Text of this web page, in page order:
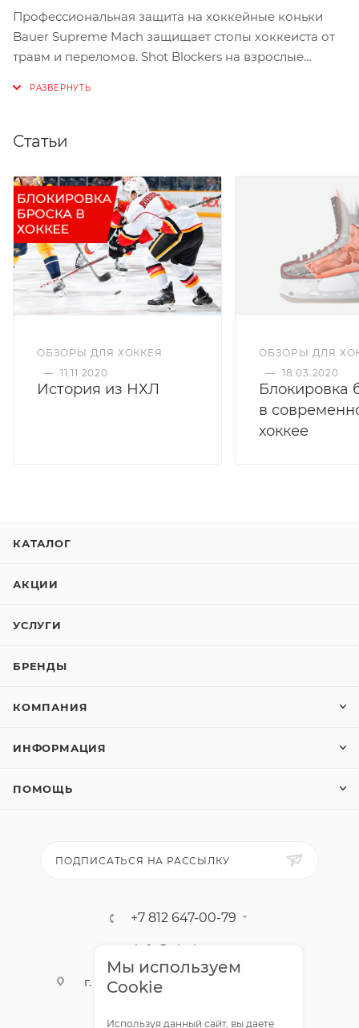
Профессиональная защита на хоккейные коньки
Bauer Supreme Mach защищает стопы хоккеиста от
травм и переломов. Shot Blockers на взрослые
энергию удара. Это самые легкие щитки для
защиты от травм в хоккее. Предотвращает травмы
или переломы, которые могут возникнуть при
попадании шайбы после блокировки броска или
щелчка.
Статьи
ОБЗОРЫ ДЛЯ ХОККЕЯ
— 11.11.2020
История из НХЛ
ОБЗОРЫ ДЛЯ
— 18.03.2020
Блокировка
в
хоккее
КАТАЛОГ
АКЦИИ
УСЛУГИ
БРЕНДЫ
КОМПАНИЯ
ИНФОРМАЦИЯ
ПОМОЩЬ
ПОДПИСАТЬСЯ НА РАССЫЛКУ
+7 812 647-00-79
info@olmigroup.ru
г. Санкт-Петербург, ул. Мебельная,
12,1 офис 210
Мы используем
Cookie
Используя данный сайт, вы даете